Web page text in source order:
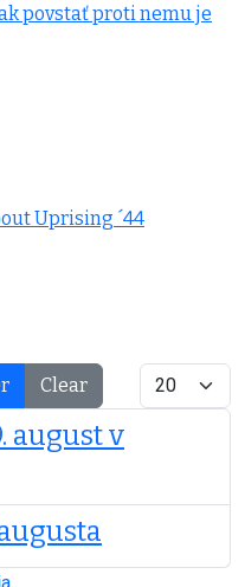
povstať proti nemu je
Uprising ´44
Clear Display #
august v